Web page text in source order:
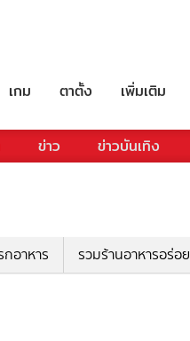
เกม ตาตั้ง เพิ่มเติม
ข่าว ข่าวบันเทิง
กอาหาร รวมร้านอาหารอร่อย